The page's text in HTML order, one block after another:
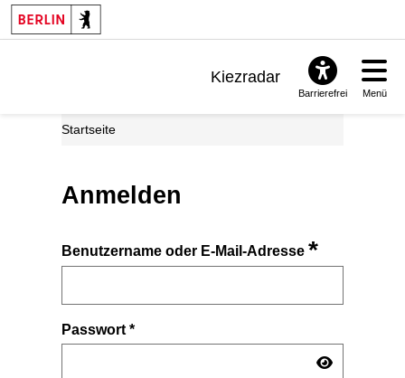
Kiezradar
Barrierefrei Menü
Startseite
Anmelden
Benutzername oder E-Mail-Adresse*
Passwort*